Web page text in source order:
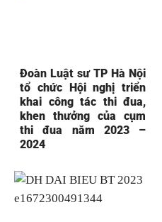
Đoàn Luật sư TP Hà Nội
tổ chức Hội nghị triển
khai công tác thi đua,
khen thưởng của cụm
thi đua năm 2023 –
2024